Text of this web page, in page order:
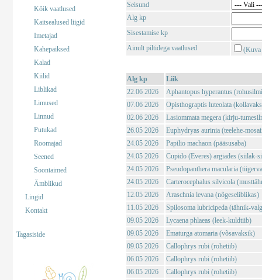
Kõik vaatlused
Kaitsealused liigid
Imetajad
Kahepaiksed
Kalad
Kiilid
Liblikad
Limused
Linnud
Putukad
Roomajad
Seened
Soontaimed
Ämblikud
Lingid
Kontakt
Tagasiside
Seisund
Alg kp
Sisestamise kp
Ainult piltidega vaatlused
(Kuva
Alg kp
Liik
22.06 2026
Aphantopus hyperantus
07.06 2026
Opisthograptis luteolata
02.06 2026
Lasiommata megera (kirju-
26.05 2026
Euphydryas aurinia (teelehe-
24.05 2026
Papilio machaon (pääsusaba)
24.05 2026
Cupido (Everes) argiades (siilak-
24.05 2026
Pseudopanthera macularia
24.05 2026
Carterocephalus silvicola
12.05 2026
Araschnia levana (nõgeseliblikas)
11.05 2026
Spilosoma lubricipeda (tähnik-
09.05 2026
Lycaena phlaeas (leek-kuldtiib)
09.05 2026
Ematurga atomaria (võsavaksik)
09.05 2026
Callophrys rubi (rohetiib)
06.05 2026
Callophrys rubi (rohetiib)
06.05 2026
Callophrys rubi (rohetiib)